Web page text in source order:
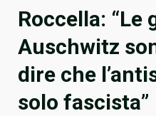
Roccella: “Le
Auschwitz
dire che
solo fascista”